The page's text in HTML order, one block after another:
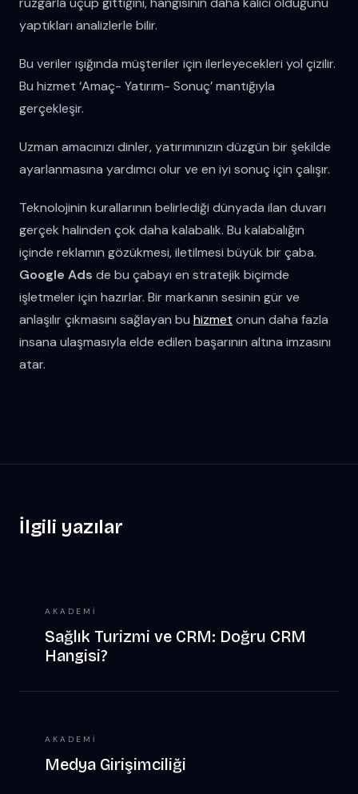
yaptıkları analizlerle bilir.
Bu veriler ışığında müşteriler için ilerleyecekleri yol çizilir.
Bu hizmet ‘Amaç- Yatırım- Sonuç’ mantığıyla
gerçekleşir.
Uzman amacınızı dinler, yatırımınızın düzgün bir şekilde
ayarlanmasına yardımcı olur ve en iyi sonuç için çalışır.
Teknolojinin kurallarının belirlediği dünyada ilan duvarı
gerçek halinden çok daha kalabalık. Bu kalabalığın
içinde reklamın gözükmesi, iletilmesi büyük bir çaba.
Google Ads de bu çabayı en stratejik biçimde
işletmeler için hazırlar. Bir markanın sesinin gür ve
anlaşılır çıkmasını sağlayan bu hizmet onun daha fazla
insana ulaşmasıyla elde edilen başarının altına imzasını
atar.
İlgili yazılar
AKADEMI
Sağlık Turizmi ve CRM: Doğru CRM
Hangisi?
AKADEMI
Medya Girişimciliği